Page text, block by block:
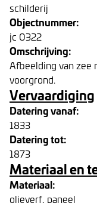
schilderij
Objectnummer:
jc 0322
Omschrijving:
Afbeelding van zee
voorgrond.
Vervaardiging
Datering vanaf:
1833
Datering tot:
1873
Materiaal en
Materiaal:
olieverf, paneel